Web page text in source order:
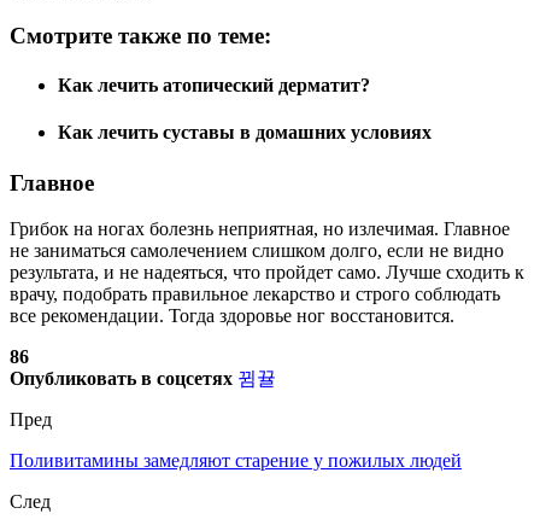
Смотрите также по теме:
Как лечить атопический дерматит?
Как лечить суставы в домашних условиях
Главное
Грибок на ногах болезнь неприятная, но излечимая. Главное
не заниматься самолечением слишком долго, если не видно
результата, и не надеяться, что пройдет само. Лучше сходить к
врачу, подобрать правильное лекарство и строго соблюдать
все рекомендации. Тогда здоровье ног восстановится.
86
Опубликовать в соцсетях
Пред
Поливитамины замедляют старение у пожилых людей
След